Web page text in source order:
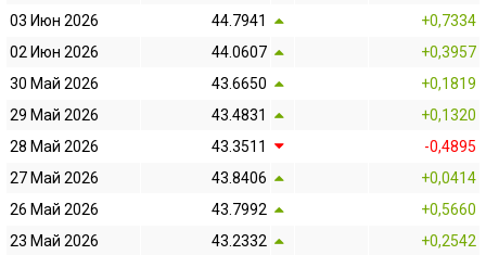
03 Июн 2026
44.7941
+0,7334
02 Июн 2026
44.0607
+0,3957
30 Май 2026
43.6650
+0,1819
29 Май 2026
43.4831
+0,1320
28 Май 2026
43.3511
-0,4895
27 Май 2026
43.8406
+0,0414
26 Май 2026
43.7992
+0,5660
23 Май 2026
43.2332 +0,2542